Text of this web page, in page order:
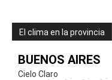
El clima en la provincia
BUENOS AIRES
Cielo Claro